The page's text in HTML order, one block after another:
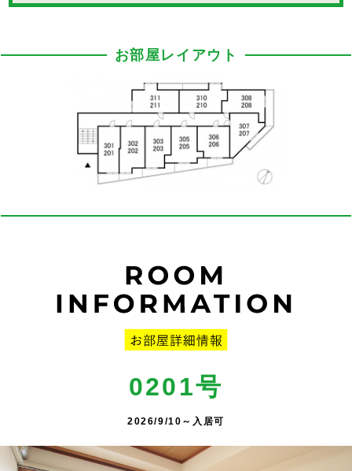
お部屋レイアウト
0201号
2026/9/10～入居可